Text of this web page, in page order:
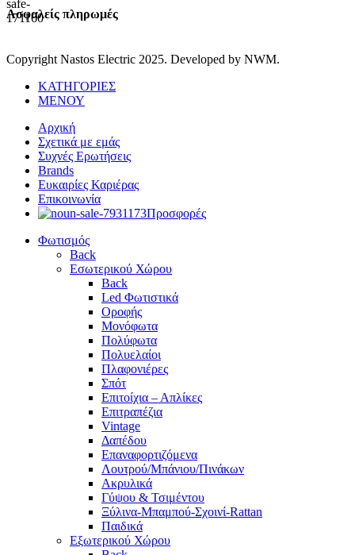
Ασφαλείς πληρωμές
Copyright Nastos Electric 2025. Developed by NWM.
ΚΑΤΗΓΟΡΙΕΣ
ΜΕΝΟΥ
Αρχική
Σχετικά με εμάς
Συχνές Ερωτήσεις
Brands
Ευκαιρίες Καριέρας
Επικοινωνία
Προσφορές
Φωτισμός
Back
Εσωτερικού Χώρου
Back
Led Φωτιστικά
Οροφής
Μονόφωτα
Πολύφωτα
Πολυελαίοι
Πλαφονιέρες
Σπότ
Επιτοίχια – Απλίκες
Επιτραπέζια
Vintage
Δαπέδου
Επαναφορτιζόμενα
Λουτρού/Μπάνιου/Πινάκων
Ακρυλικά
Γύψου & Τσιμέντου
Ξύλινα-Μπαμπού-Σχοινί-Rattan
Παιδικά
Εξωτερικού Χώρου